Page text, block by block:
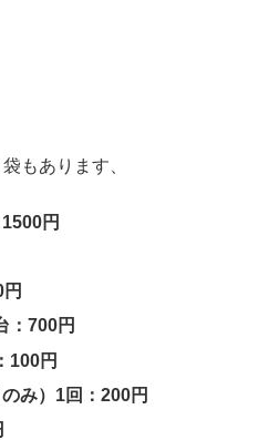
もあります、
円
：700円
100円
み）1回：200円